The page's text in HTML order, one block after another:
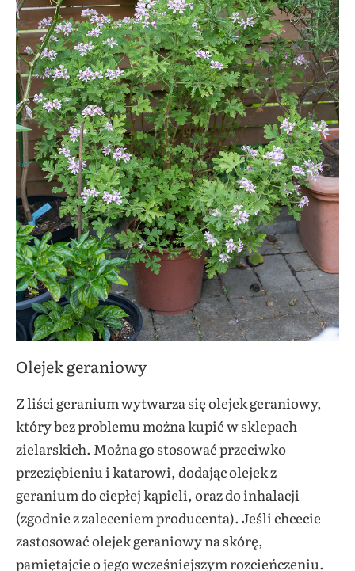
Olejek geraniowy
Z liści geranium wytwarza się olejek geraniowy,
który bez problemu można kupić w sklepach
zielarskich. Można go stosować przeciwko
przeziębieniu i katarowi, dodając olejek z
geranium do ciepłej kąpieli, oraz do inhalacji
(zgodnie z zaleceniem producenta). Jeśli chcecie
zastosować olejek geraniowy na skórę,
pamiętajcie o jego wcześniejszym rozcieńczeniu.